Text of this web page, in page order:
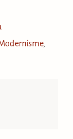
,